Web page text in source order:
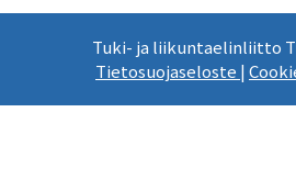
Tuki- ja liikuntaelinliitto
Tietosuojaseloste |